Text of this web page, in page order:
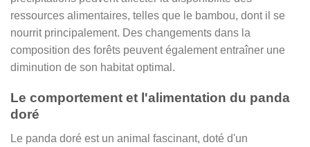
ressources alimentaires, telles que le bambou, dont il se
nourrit principalement. Des changements dans la
composition des forêts peuvent également entraîner une
diminution de son habitat optimal.
Le comportement et l'alimentation du panda
doré
Le panda doré est un animal fascinant, doté d'un